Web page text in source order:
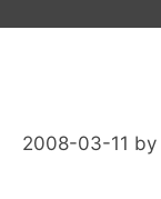
2008-03-11 by